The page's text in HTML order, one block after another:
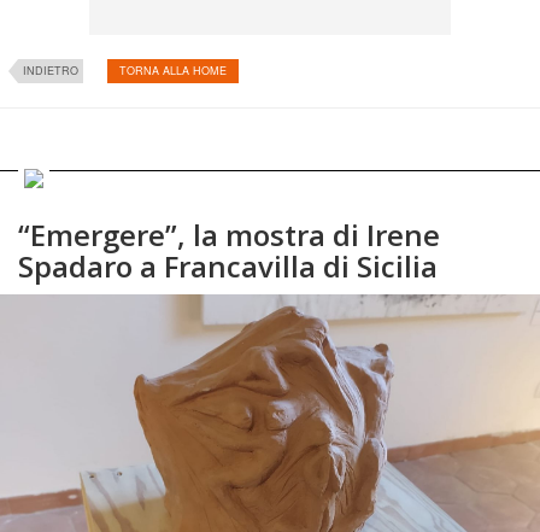
INDIETRO TORNA ALLA HOME
“Emergere”, la mostra di Irene
Spadaro a Francavilla di Sicilia